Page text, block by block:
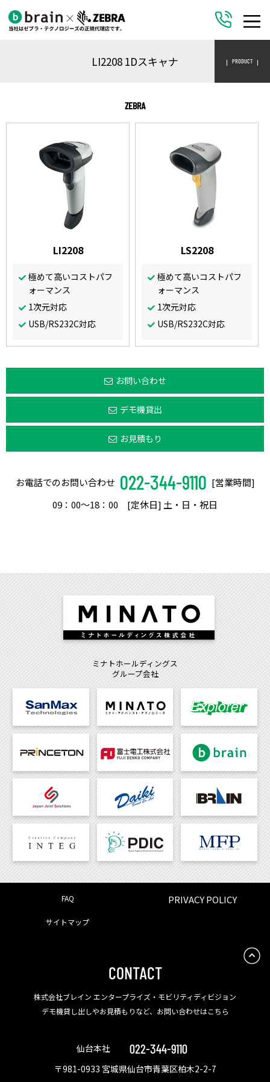
LI2208 1Dスキャナ PRODUCT
ZEBRA
LI2208
極めて高いコストパフ
ォーマンス
1次元対応
USB/RS232C対応
LS2208
極めて高いコストパフ
ォーマンス
1次元対応
USB/RS232C対応
お問い合わせ
デモ機貸出
お見積もり
お電話でのお問い合わせ 022-344-9110 [営業時間]
09：00〜18：00 [定休日] 土・日・祝日
ミナトホールディングス
グループ会社
FAQ PRIVACY POLICY
サイトマップ
CONTACT
株式会社ブレイン エンタープライズ・モビリティディビジョン
デモ機貸し出しやお見積もりなど、お問い合わせはこちら
仙台本社 022-344-9110
〒981-0933 宮城県仙台市青葉区柏木2-2-7